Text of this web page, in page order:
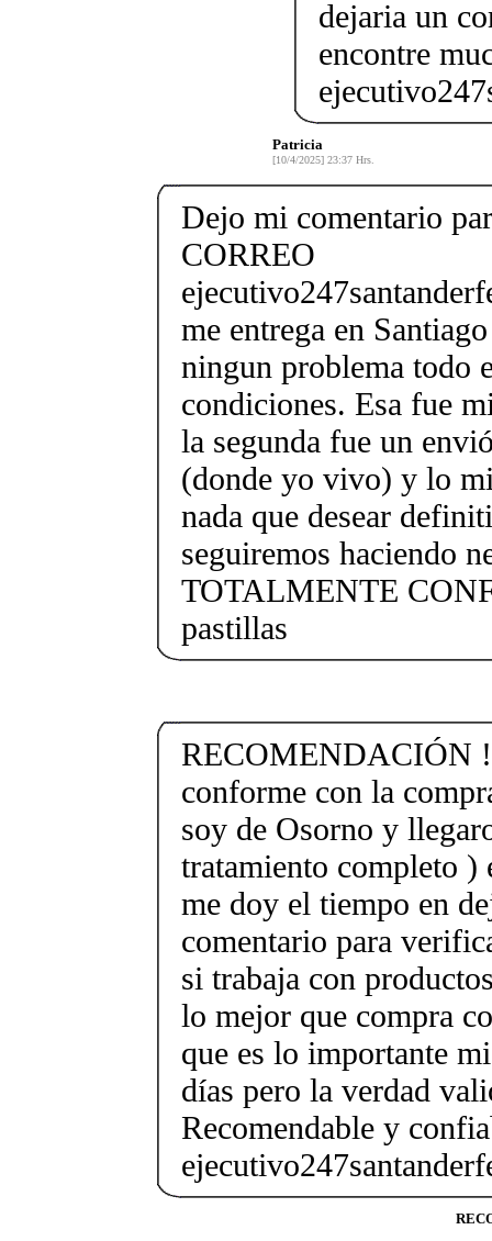
dejaria un
encontre
Patricia
[10/4/2025] 23:37 Hrs.
Dejo mi comentario
CORREO
me entrega en
ningun problema todo
condiciones. Esa fue
la segunda fue un
(donde yo vivo) y lo
nada que desear
seguiremos haciendo
TOTALMENTE
pastillas
RECOMENDACIÓN
conforme con la
soy de Osorno y
tratamiento completo )
me doy el tiempo en
comentario para
si trabaja con
lo mejor que compra
que es lo importante
días pero la verdad
Recomendable y